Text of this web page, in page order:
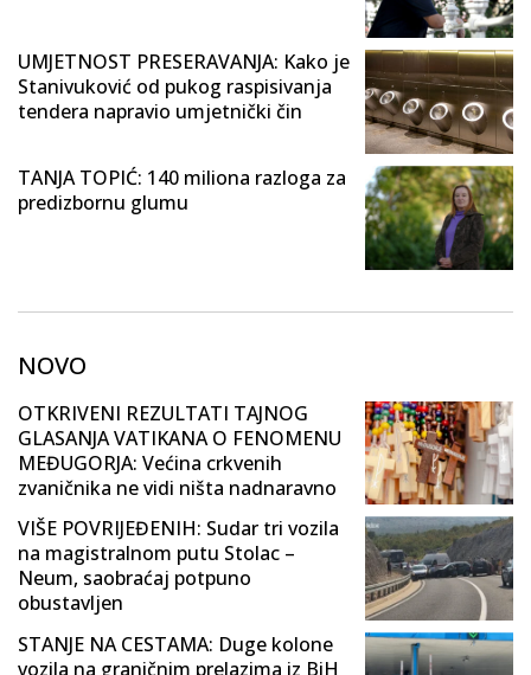
UMJETNOST PRESERAVANJA: Kako je
Stanivuković od pukog raspisivanja
tendera napravio umjetnički čin
TANJA TOPIĆ: 140 miliona razloga za
predizbornu glumu
NOVO
OTKRIVENI REZULTATI TAJNOG
GLASANJA VATIKANA O FENOMENU
MEĐUGORJA: Većina crkvenih
zvaničnika ne vidi ništa nadnaravno
VIŠE POVRIJEĐENIH: Sudar tri vozila
na magistralnom putu Stolac –
Neum, saobraćaj potpuno
obustavljen
STANJE NA CESTAMA: Duge kolone
vozila na graničnim prelazima iz BiH